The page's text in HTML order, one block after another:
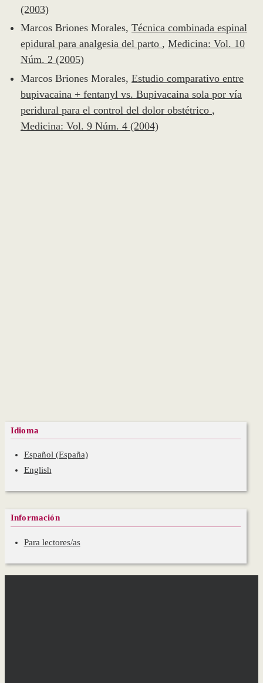
(2003)
Marcos Briones Morales, Técnica combinada espinal
epidural para analgesia del parto , Medicina: Vol. 10
Núm. 2 (2005)
Marcos Briones Morales, Estudio comparativo entre
bupivacaina + fentanyl vs. Bupivacaina sola por vía
peridural para el control del dolor obstétrico ,
Medicina: Vol. 9 Núm. 4 (2004)
Idioma
Español (España)
English
Información
Para lectores/as